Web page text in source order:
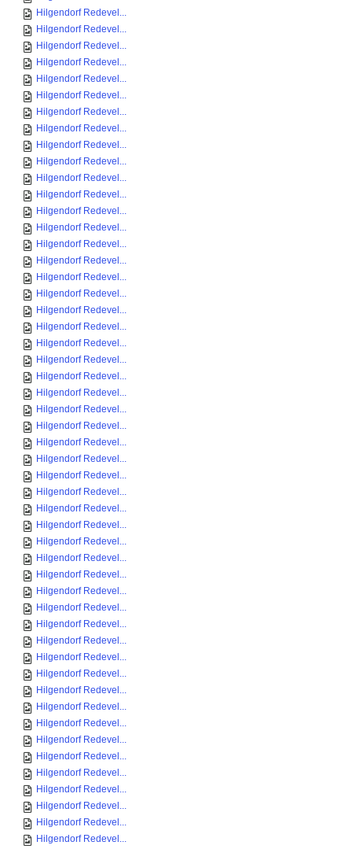
Hilgendorf Redevel...
Hilgendorf Redevel...
Hilgendorf Redevel...
Hilgendorf Redevel...
Hilgendorf Redevel...
Hilgendorf Redevel...
Hilgendorf Redevel...
Hilgendorf Redevel...
Hilgendorf Redevel...
Hilgendorf Redevel...
Hilgendorf Redevel...
Hilgendorf Redevel...
Hilgendorf Redevel...
Hilgendorf Redevel...
Hilgendorf Redevel...
Hilgendorf Redevel...
Hilgendorf Redevel...
Hilgendorf Redevel...
Hilgendorf Redevel...
Hilgendorf Redevel...
Hilgendorf Redevel...
Hilgendorf Redevel...
Hilgendorf Redevel...
Hilgendorf Redevel...
Hilgendorf Redevel...
Hilgendorf Redevel...
Hilgendorf Redevel...
Hilgendorf Redevel...
Hilgendorf Redevel...
Hilgendorf Redevel...
Hilgendorf Redevel...
Hilgendorf Redevel...
Hilgendorf Redevel...
Hilgendorf Redevel...
Hilgendorf Redevel...
Hilgendorf Redevel...
Hilgendorf Redevel...
Hilgendorf Redevel...
Hilgendorf Redevel...
Hilgendorf Redevel...
Hilgendorf Redevel...
Hilgendorf Redevel...
Hilgendorf Redevel...
Hilgendorf Redevel...
Hilgendorf Redevel...
Hilgendorf Redevel...
Hilgendorf Redevel...
Hilgendorf Redevel...
Hilgendorf Redevel...
Hilgendorf Redevel...
Hilgendorf Redevel...